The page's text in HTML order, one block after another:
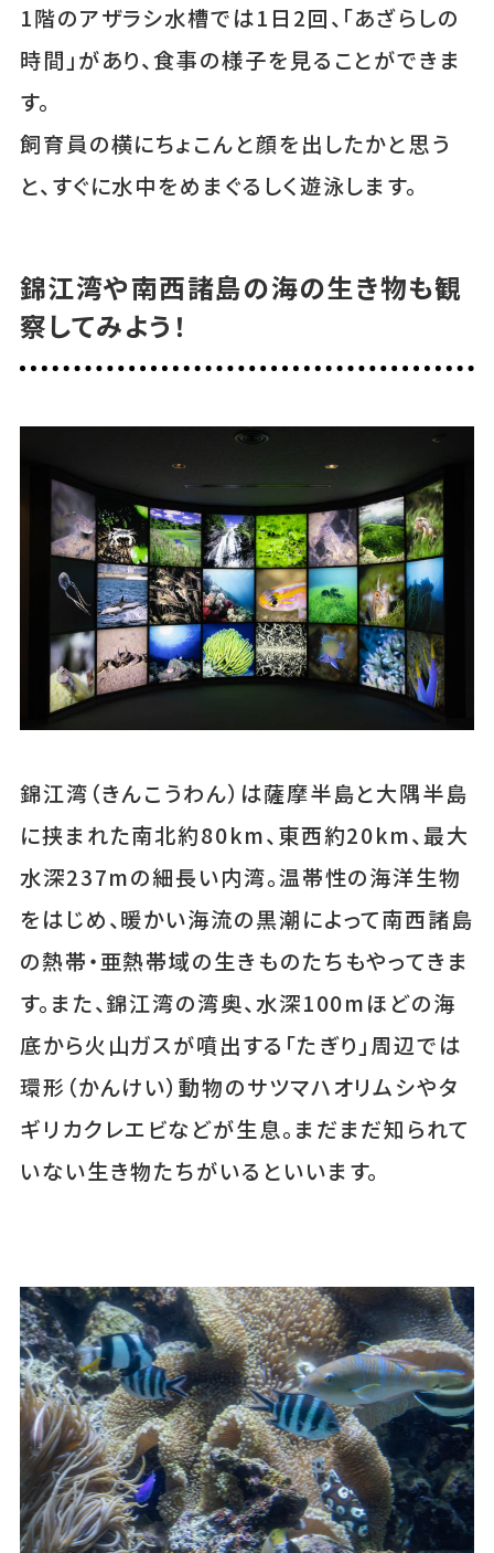
1階のアザラシ水槽では1日2回、「あざらしの
時間」があり、食事の様子を見ることができま
す。
飼育員の横にちょこんと顔を出したかと思う
と、すぐに水中をめまぐるしく遊泳します。
錦江湾や南西諸島の海の生き物も観
察してみよう！
錦江湾（きんこうわん）は薩摩半島と大隅半島
に挟まれた南北約80km、東西約20km、最大
水深237mの細長い内湾。温帯性の海洋生物
をはじめ、暖かい海流の黒潮によって南西諸島
の熱帯・亜熱帯域の生きものたちもやってきま
す。また、錦江湾の湾奥、水深100mほどの海
底から火山ガスが噴出する「たぎり」周辺では
環形（かんけい）動物のサツマハオリムシやタ
ギリカクレエビなどが生息。まだまだ知られて
いない生き物たちがいるといいます。